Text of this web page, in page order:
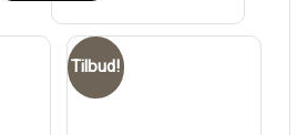
Tilbud!